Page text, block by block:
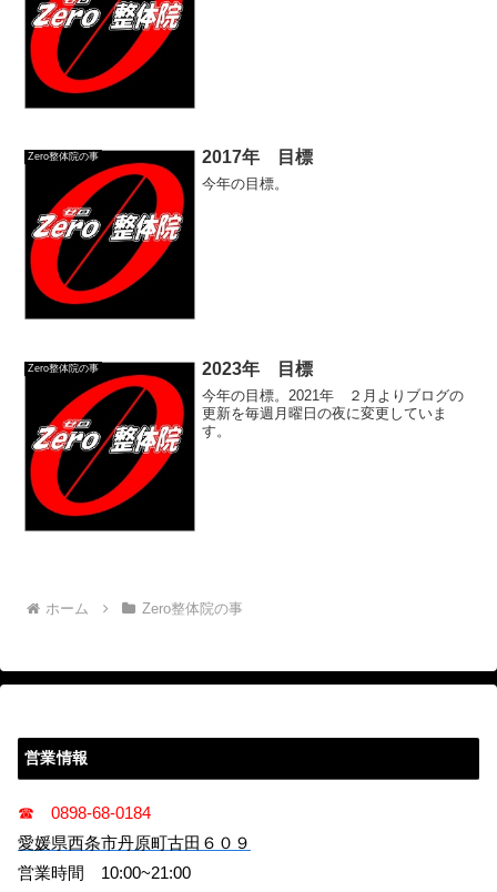
Zero整体院の事 2017年 目標
今年の目標。
Zero整体院の事 2023年 目標
今年の目標。2021年 ２月よりブログの
更新を毎週月曜日の夜に変更していま
す。
ホーム Zero整体院の事
営業情報
☎ 0898-68-0184
愛媛県西条市丹原町古田６０９
営業時間 10:00~21:00